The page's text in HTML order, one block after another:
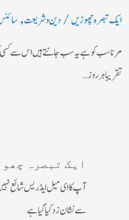
ایک تبصرہ چھوڑیں/دین و شریعت,
مرنا سب کو ہے یہ سب جانتے ہیں اس سے کسی
تقریبا ہر روز…
ایک تبصرہ
آپ کا ای میل ایڈریس شائع
سے نشان زد کیا گیا ہے